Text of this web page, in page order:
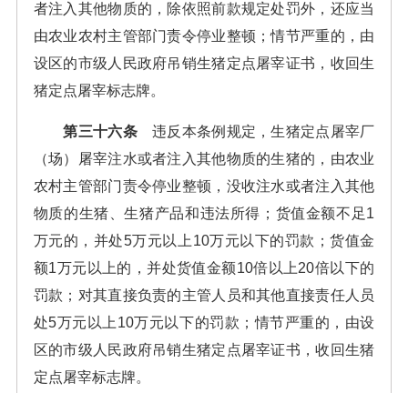
者注入其他物质的，除依照前款规定处罚外，还应当
由农业农村主管部门责令停业整顿；情节严重的，由
设区的市级人民政府吊销生猪定点屠宰证书，收回生
猪定点屠宰标志牌。
第三十六条违反本条例规定，生猪定点屠宰厂
（场）屠宰注水或者注入其他物质的生猪的，由农业
农村主管部门责令停业整顿，没收注水或者注入其他
物质的生猪、生猪产品和违法所得；货值金额不足1
万元的，并处5万元以上10万元以下的罚款；货值金
额1万元以上的，并处货值金额10倍以上20倍以下的
罚款；对其直接负责的主管人员和其他直接责任人员
处5万元以上10万元以下的罚款；情节严重的，由设
区的市级人民政府吊销生猪定点屠宰证书，收回生猪
定点屠宰标志牌。